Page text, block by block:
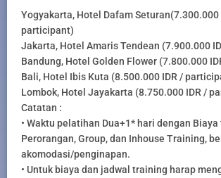
Yogyakarta, Hotel Dafam Seturan(7.300.000
participant)
Jakarta, Hotel Amaris Tendean (7.900.000
Bandung, Hotel Golden Flower (7.800.000
Bali, Hotel Ibis Kuta (8.500.000 IDR /
Lombok, Hotel Jayakarta (8.750.000 IDR /
Catatan :
• Waktu pelatihan Dua+1* hari dengan
Perorangan, Group, dan Inhouse Training,
akomodasi/penginapan.
• Untuk biaya dan jadwal training harap